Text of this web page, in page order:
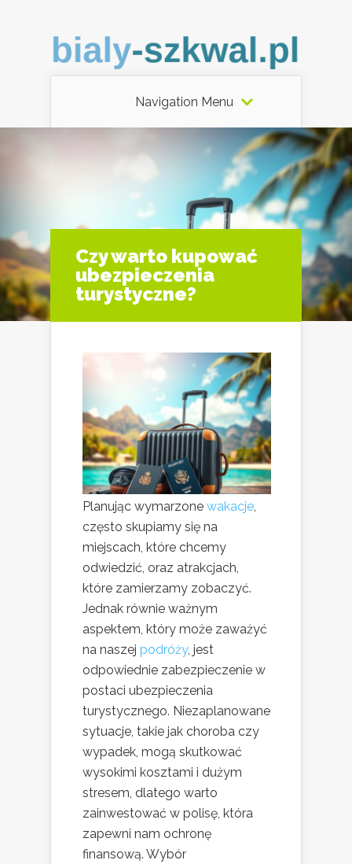
Navigation Menu
Czy warto kupować
ubezpieczenia
turystyczne?
Planując wymarzone wakacje
często skupiamy się na
miejscach, które chcemy
odwiedzić, oraz atrakcjach,
które zamierzamy zobaczyć.
Jednak równie ważnym
aspektem, który może zaważyć
na naszej podróży, jest
odpowiednie zabezpieczenie w
postaci ubezpieczenia
turystycznego. Niezaplanowane
sytuacje, takie jak choroba czy
wypadek, mogą skutkować
wysokimi kosztami i dużym
stresem, dlatego warto
zainwestować w polisę, która
zapewni nam ochronę
finansową. Wybór